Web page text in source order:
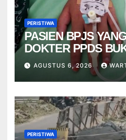
PERISTIWA
PASIEN BPJS
DOKTER PPDS
RSUP DR.
AGUSTUS 6, 2026
PERISTIWA